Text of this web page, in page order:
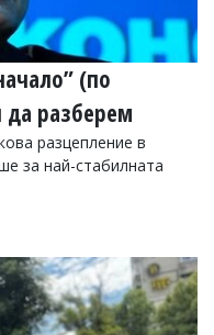
(по
да разберем
разцепление в
за най-стабилната